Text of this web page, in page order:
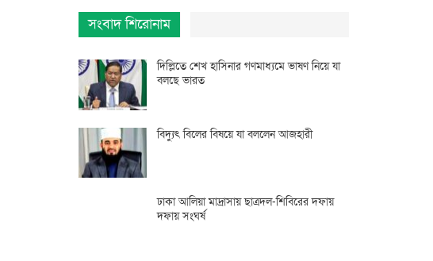
সংবাদ শিরোনাম
দিল্লিতে শেখ হাসিনার গণমাধ্যমে ভাষণ নিয়ে যা
বলছে ভারত
বিদ্যুৎ বিলের বিষয়ে যা বললেন আজহারী
ঢাকা আলিয়া মাদ্রাসায় ছাত্রদল-শিবিরের দফায়
দফায় সংঘর্ষ